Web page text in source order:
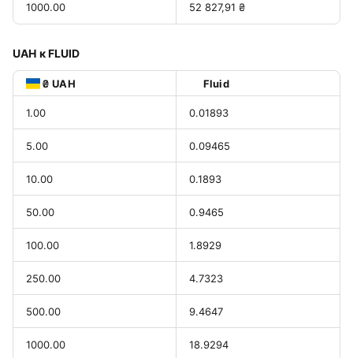
1000.00 52 827,91 ₴
UAH к FLUID
₴ UAH Fluid
1.00 0.01893
5.00 0.09465
10.00 0.1893
50.00 0.9465
100.00 1.8929
250.00 4.7323
500.00 9.4647
1000.00 18.9294